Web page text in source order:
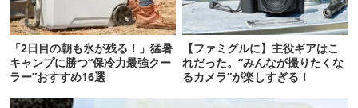
「2日目の朝も氷が残る！」猛暑
キャンプに勝つ“保冷力最強クー
ラー”おすすめ16選
【ファミグルに】主役ギアはこ
れだった。“みんなが撮りたくな
るカメラ”が楽しすぎる！